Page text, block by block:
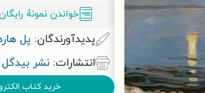
خواندن نمونۀ
پدیدآورندگان: پل
انتشارات: نشر بیدگل
خرید کتاب